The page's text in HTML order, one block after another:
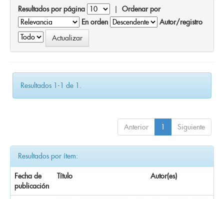
Resultados por página | Ordenar por
En orden
Autor/registro
Resultados 1-1 de 1.
Anterior 1 Siguiente
Resultados por ítem:
Fecha de
publicación
Título Autor(es)